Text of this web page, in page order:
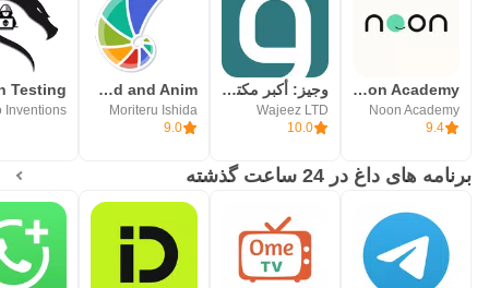
Noon Academy
Noon Academy
9.4
وجيز: أكبر مكتبة محتوى صوتي
Wajeez LTD
10.0
Algorithms: Explained and Anim
Moriteru Ishida
9.0
برنامه های داغ در 24 ساعت گذشته